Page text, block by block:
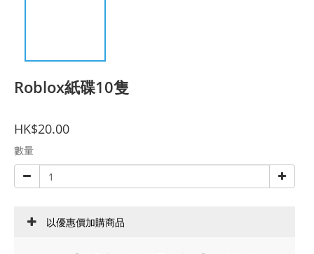
Roblox紙碟10隻
HK$20.00
數量
以優惠價加購商品